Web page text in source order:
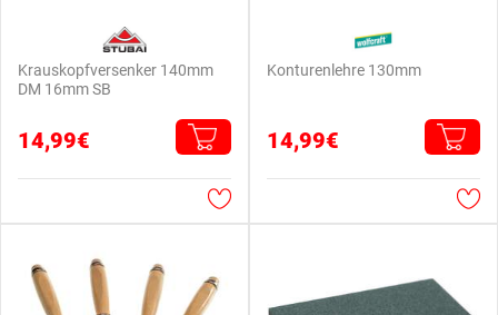
Krauskopfversenker 140mm
DM 16mm SB
14,99€
Konturenlehre 130mm
14,99€